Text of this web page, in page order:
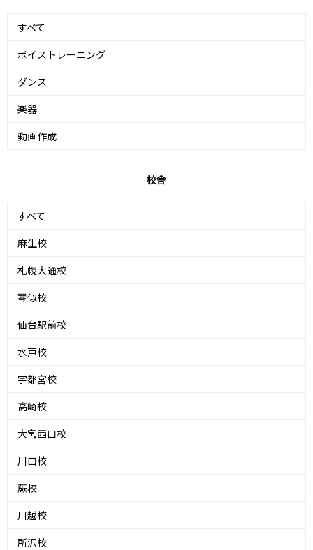
すべて
ボイストレーニング
ダンス
楽器
動画作成
校舎
すべて
麻生校
札幌大通校
琴似校
仙台駅前校
水戸校
宇都宮校
高崎校
大宮西口校
川口校
蕨校
川越校
所沢校